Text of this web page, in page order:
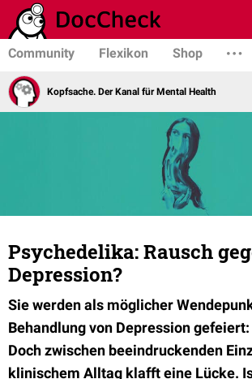
Community Flexikon Shop
Kopfsache. Der Kanal für Mental Health
Psychedelika: Rausch
Depression?
Sie werden als möglicher
Behandlung von Depression
Doch zwischen beeindruckenden
klinischem Alltag klafft eine Lücke.